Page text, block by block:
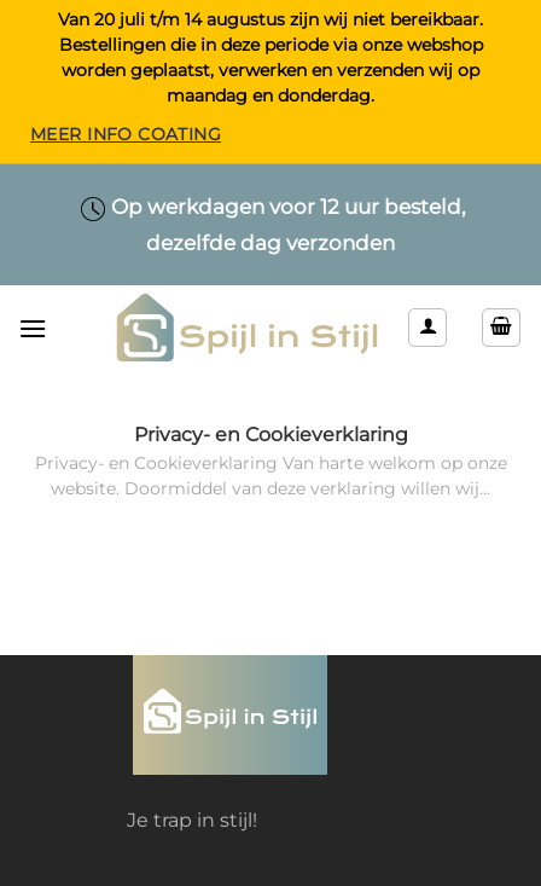
Van 20 juli t/m 14 augustus zijn wij niet bereikbaar.
Bestellingen die in deze periode via onze webshop
worden geplaatst, verwerken en verzenden wij op
maandag en donderdag.
MEER INFO COATING
Op werkdagen voor 12 uur besteld,
dezelfde dag verzonden
Alleen kwaliteitsproducten
Maatwerk > Selecteer uw eigen lengte
& kleur
Privacy- en Cookieverklaring
Privacy- en Cookieverklaring Van harte welkom op onze
website. Doormiddel van deze verklaring willen wij...
Je trap in stijl!